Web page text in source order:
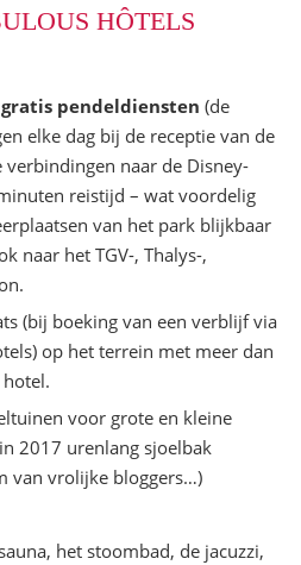
HÔTELS
gratis pendeldiensten (de
elke dag bij de receptie van de
verbindingen naar de Disney-
reistijd – wat voordelig
van het park blijkbaar
naar het TGV-, Thalys-,
(bij boeking van een verblijf via
op het terrein met meer dan
voor grote en kleine
2017 urenlang sjoelbak
van vrolijke bloggers…)
het stoombad, de jacuzzi,